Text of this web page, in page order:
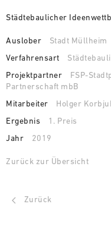
Städtebaulicher
Auslober
Stadt Müllheim
Verfahrensart
Projektpartner
FSP-
Partnerschaft mbB
Mitarbeiter
Holger
Ergebnis
1. Preis
Jahr
2019
Zurück zur Übersicht
Zurück